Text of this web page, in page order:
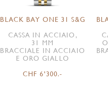
BLACK BAY ONE 31 S&G
CASSA IN ACCIAIO,
31 MM
BRACCIALE IN ACCIAIO
E ORO GIALLO
CHF 6'300.-